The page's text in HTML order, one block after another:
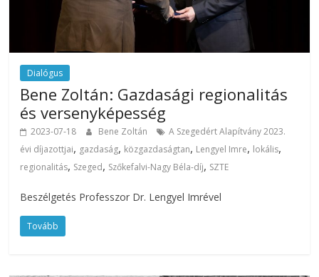
Dialógus
Bene Zoltán: Gazdasági regionalitás
és versenyképesség
2023-07-18 Bene Zoltán
A Szegedért Alapítvány 2023.
évi díjazottjai, gazdaság, közgazdaságtan, Lengyel Imre, lokális,
regionalitás, Szeged, Szőkefalvi-Nagy Béla-díj, SZTE
Beszélgetés Professzor Dr. Lengyel Imrével
Tovább